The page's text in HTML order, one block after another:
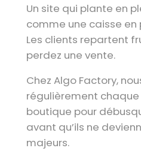
Un site qui plante en
comme une caisse
Les clients repartent
perdez une vente.
Chez Algo Factory,
régulièrement
boutique pour
avant qu’ils ne
majeurs.